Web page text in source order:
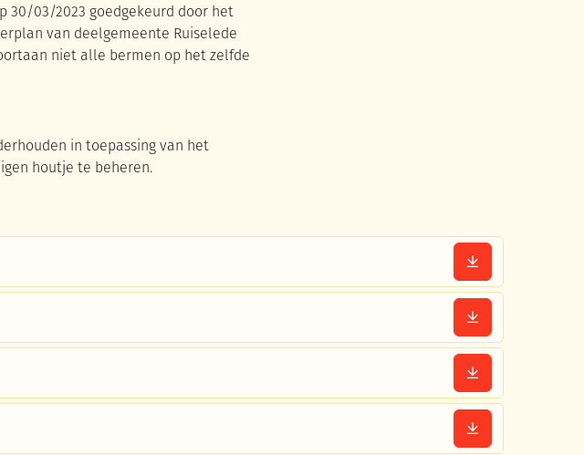
30/03/2023 goedgekeurd door het
van deelgemeente Ruiselede
niet alle bermen op het zelfde
in toepassing van het
houtje te beheren.
Downloaden
Downloaden
Downloaden
Downloaden